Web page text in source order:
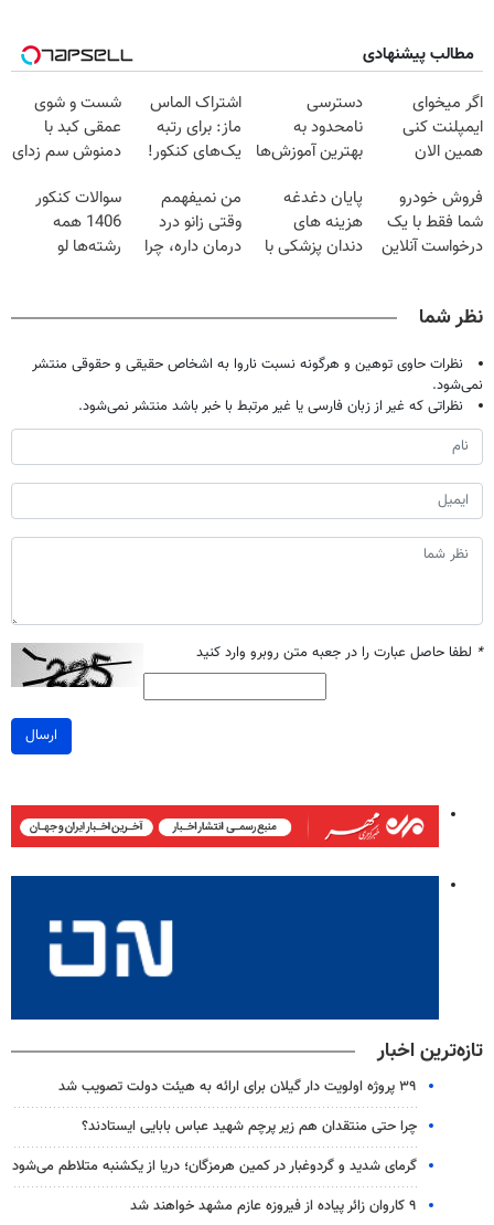
مطالب پیشنهادی
اگر میخوای
ایمپلنت کنی
همین الان
۲۵ میلیون
تومان!!!
دسترسی
نامحدود به
بهترین آموزش‌ها
اشتراک الماس
ماز: برای رتبه
یک‌های کنکور!
شست و شوی
عمقی کبد با
دمنوش سم زدای
فروش خودرو
شما فقط با یک
درخواست آنلاین
پایان دغدغه
هزینه های
دندان پزشکی با
من نمیفهمم
وقتی زانو درد
درمان داره، چرا
سوالات کنکور
1406 همه
رشته‌ها لو
نظر شما
نظرات حاوی توهین و هرگونه نسبت ناروا به اشخاص حقیقی و حقوقی منتشر
نمی‌شود.
نظراتی که غیر از زبان فارسی یا غیر مرتبط با خبر باشد منتشر نمی‌شود.
* لطفا حاصل عبارت را در جعبه متن روبرو وارد کنید
ارسال
تازه‌ترین اخبار
۳۹ پروژه اولویت دار گیلان برای ارائه به هیئت دولت تصویب شد
چرا حتی منتقدان هم زیر پرچم شهید عباس بابایی ایستادند؟
گرمای شدید و گردوغبار در کمین هرمزگان؛ دریا از یکشنبه متلاطم می‌شود
۹ کاروان زائر پیاده از فیروزه عازم مشهد خواهند شد